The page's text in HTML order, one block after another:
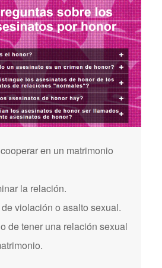
en un matrimonio
la relación.
violación o asalto sexual.
de tener una relación sexual